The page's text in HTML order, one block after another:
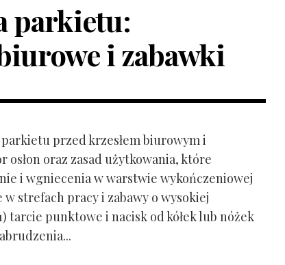
parkietu:
i zabawki
przed krzesłem biurowym i
osłon oraz zasad użytkowania, które
i wgniecenia w warstwie wykończeniowej
strefach pracy i zabawy o wysokiej
tarcie punktowe i nacisk od kółek lub nóżek